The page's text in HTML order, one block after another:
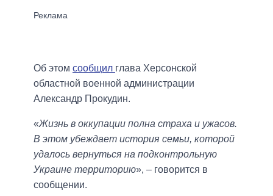
Об этом сообщил глава Херсонской
областной военной администрации
Александр Прокудин.
«Жизнь в оккупации полна страха и ужасов.
В этом убеждает история семьи, которой
удалось вернуться на подконтрольную
Украине территорию», – говорится в
сообщении.